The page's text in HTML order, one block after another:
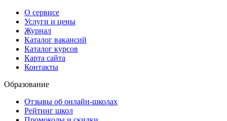
О сервисе
Услуги и цены
Журнал
Каталог вакансий
Каталог курсов
Карта сайта
Контакты
Образование
Отзывы об онлайн-школах
Рейтинг школ